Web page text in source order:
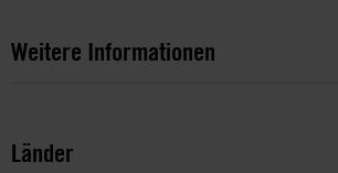
Weitere Informationen
Länder